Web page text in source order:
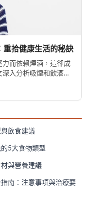
重拾健康生活的秘訣
而依賴煙酒，這卻成
入分析吸煙和飲酒對
飲食建議
5大食物類型
與營養建議
南：注意事項與治療要